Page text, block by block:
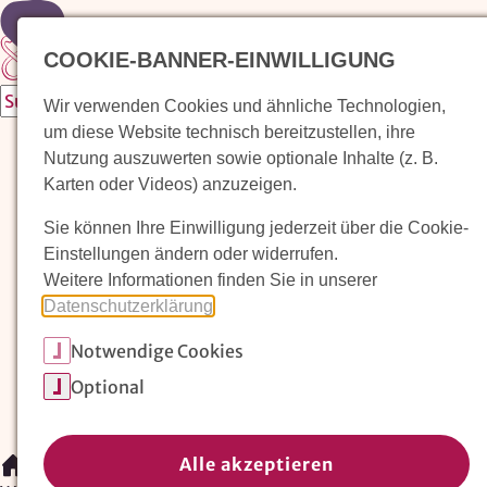
Zur Startseite
Waldorfkindergarten finden
Pädagogischer Ansatz
Arbeit im Waldorfkindergarten
Unser Verein
Magazin: Erziehungskunst frühe Kindheit
Arbeit im Waldorfkindergarten/
COOKIE-BANNER-EINWILLIGUNG
Wir verwenden Cookies und ähnliche Technologien,
um diese Website technisch bereitzustellen, ihre
Nutzung auszuwerten sowie optionale Inhalte (z. B.
Karten oder Videos) anzuzeigen.
Sie können Ihre Einwilligung jederzeit über die Cookie-
Einstellungen ändern oder widerrufen.
Weitere Informationen finden Sie in unserer
Datenschutzerklärung
Notwendige Cookies
Optional
Alle akzeptieren